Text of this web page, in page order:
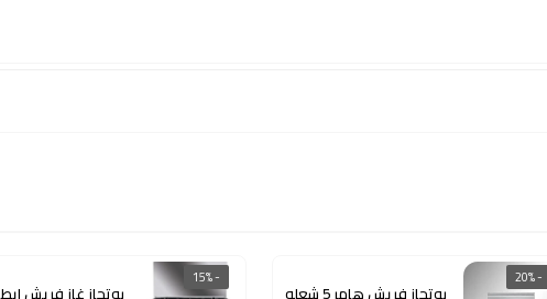
بوتجاز فريش هامر 5 شعله
- 20%
بوتجاز غاز فريش
- 15%